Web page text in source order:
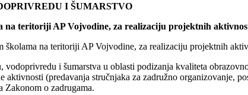
I ŠUMARSTVO
teritoriji AP Vojvodine, za realizaciju projektnih
školama na teritoriji AP Vojvodine, za realizaciju projektnih
i šumarstva u oblasti podizanja kvaliteta
(predavanja stručnjaka za zadružno organizovanje,
Zakonom o zadrugama.